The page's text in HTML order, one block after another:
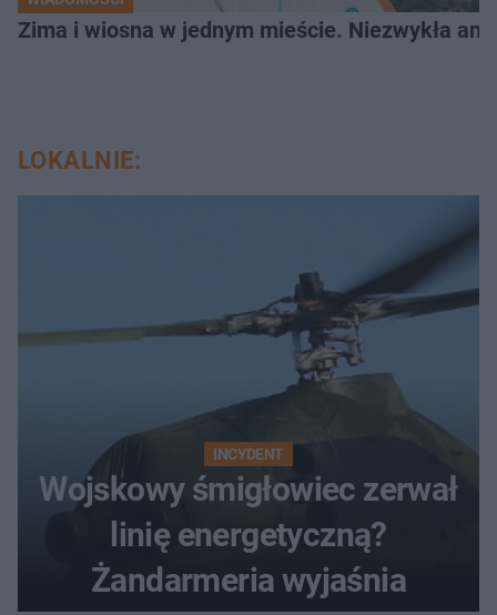
Zima i wiosna w jednym mieście. Niezwykła
LOKALNIE:
INCYDENT
Wojskowy śmigłowiec zerwał
linię energetyczną?
Żandarmeria wyjaśnia